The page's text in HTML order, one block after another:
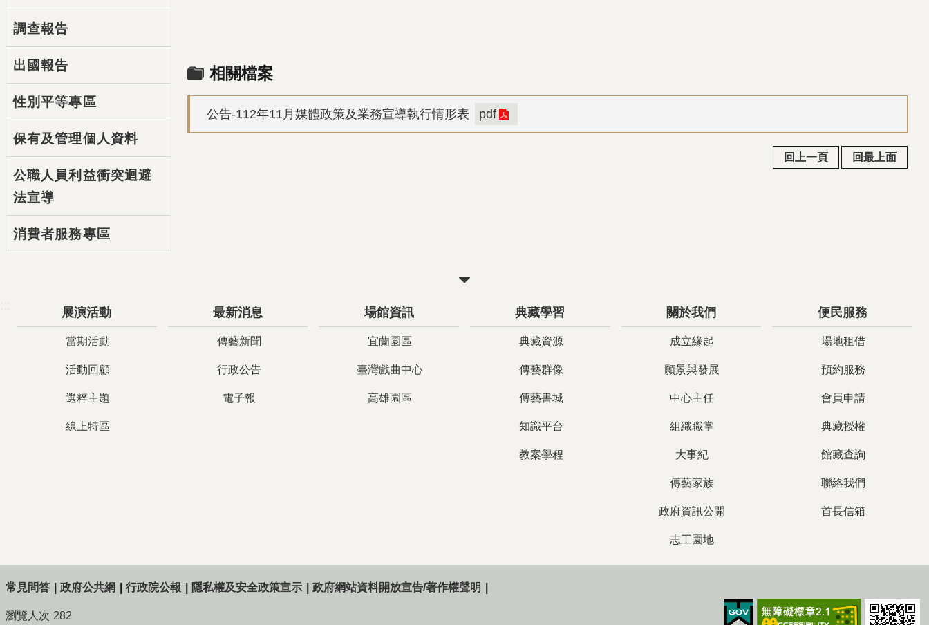
調查報告
出國報告
性別平等專區
保有及管理個人資料
公職人員利益衝突迴避
法宣導
消費者服務專區
相關檔案
公告-112年11月媒體政策及業務宣導執行情形表 pdf
回上一頁 回最上面
展演活動
當期活動
活動回顧
選粹主題
線上特區
最新消息
傳藝新聞
行政公告
電子報
場館資訊
宜蘭園區
臺灣戲曲中心
高雄園區
典藏學習
典藏資源
傳藝群像
傳藝書城
知識平台
教案學程
關於我們
成立緣起
願景與發展
中心主任
組織職掌
大事紀
傳藝家族
政府資訊公開
志工園地
便民服務
場地租借
預約服務
會員申請
典藏授權
館藏查詢
聯絡我們
首長信箱
常見問答 政府公共網 行政院公報 隱私權及安全政策宣示 政府網站資料開放宣告/著作權聲明
瀏覽人次 282